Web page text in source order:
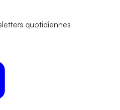
quotidiennes